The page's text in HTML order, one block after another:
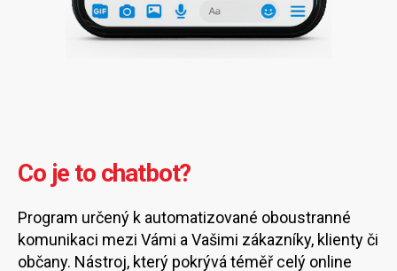
Co je to chatbot?
Program určený k automatizované oboustranné
komunikaci mezi Vámi a Vašimi zákazníky, klienty či
občany. Nástroj, který pokrývá téměř celý online